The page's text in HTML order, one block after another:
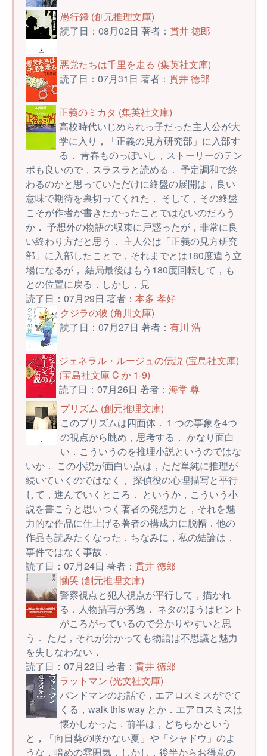
愚行録 (創元推理文庫)
読了日：08月02日 著者： 貫井 徳郎
悪党たちは千里を走る (集英社文庫)
読了日：07月31日 著者： 貫井 徳郎
正義のミカタ (集英社文庫)
高校時代いじめられっ子だった主人公が大
学に入り，「正義の見方研究部」に入部す
る． 青春ものっぽいし，ストーリーのテン
ポも良いので，スラスラと読める． 予定調和で終
わるのかと思っていただけに終盤の展開は，良い
意味で期待を裏切ってくれた． そして，その終盤
こそが作者が書きたかったことではないのだろう
か． 予想外の物語の収束に戸惑ったが，非常に良
い終わり方だと思う． 主人公は「正義の見方研究
部」に入部したことで，それまでとは180度違う立
場になるが， 結局最後はもう180度回転して，も
との位置に戻る．しかし，見
読了日：07月29日 著者： 本多 孝好
クジラの彼 (角川文庫)
読了日：07月27日 著者： 有川 浩
ジェネラル・ルージュの伝説 (宝島社文庫)
(宝島社文庫 C か 1-9)
読了日：07月26日 著者： 海堂 尊
プリズム (創元推理文庫)
このプリズムは四面体．１つの事象を4つ
の視点から眺め，思考する． かなり面白
い．こういうのを推理小説というのではな
いか． この小説が面白い点は，ただ単純に推理が
続いていくのではなく， 探偵役の心理描写と平行
して，進んでいくところ． というか，こういう小
説を書こうと思いつく著者の発想力と，それを魅
力的な作品に仕上げる著者の構成力に脱帽．他の
作品も読みたくなった．ちなみに，私の結論は，
事件ではなく事故．
読了日：07月24日 著者： 貫井 徳郎
慟哭 (創元推理文庫)
警察視点と犯人視点が平行して，描かれ
る．人物描写が秀逸． ネタのほうはヒント
がころがっているので分かりやすいと思
う． ただ，それが分かっても物語は不思議と魅力
を失しなわない．
読了日：07月22日 著者： 貫井 徳郎
ラットマン (光文社文庫)
バンドマンのお話で，エアロスミスがでて
くる，walk this way とか．エアロスミスは
懐かしかった．前半は，どちらかという
と，「向日葵の咲かない夏」や「シャドウ」のよ
うな，暗めの雰囲気．しかし，後半からお得意の